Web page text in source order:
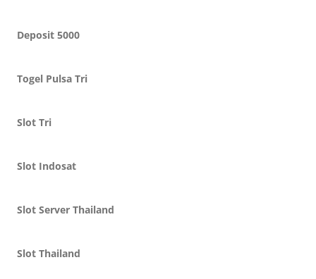
Deposit 5000
Togel Pulsa Tri
Slot Tri
Slot Indosat
Slot Server Thailand
Slot Thailand